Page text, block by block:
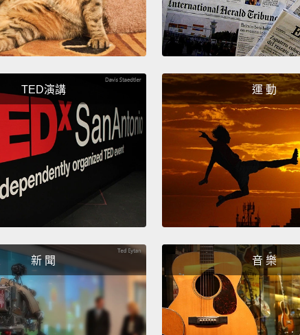
the
時，
起來
速結
TED演講 運 動
新 聞 音 樂